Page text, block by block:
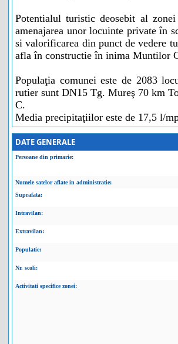
Potentialul turistic deosebit al
amenajarea unor locuinte private în
si valorificarea din punct de vedere
afla în constructie în inima Muntilor
Populaţia comunei este de 2083
rutier sunt DN15 Tg. Mureş 70 km
C.
Media precipitaţiilor este de 17,5 l/
DATE GENERALE
Persoane din primarie:
Numele satelor aflate in administratie:
Suprafata:
Intravilan:
Extravilan:
Populatie:
Nr. scoli:
Activitati specifice zonei: